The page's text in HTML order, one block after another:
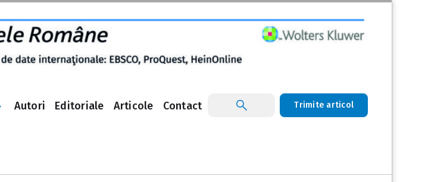
Autori Editoriale Articole Contact Trimite articol